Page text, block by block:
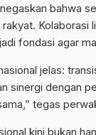
bahwa
fondasi agar
jelas:
sinergi dengan
tegas
kini bukan